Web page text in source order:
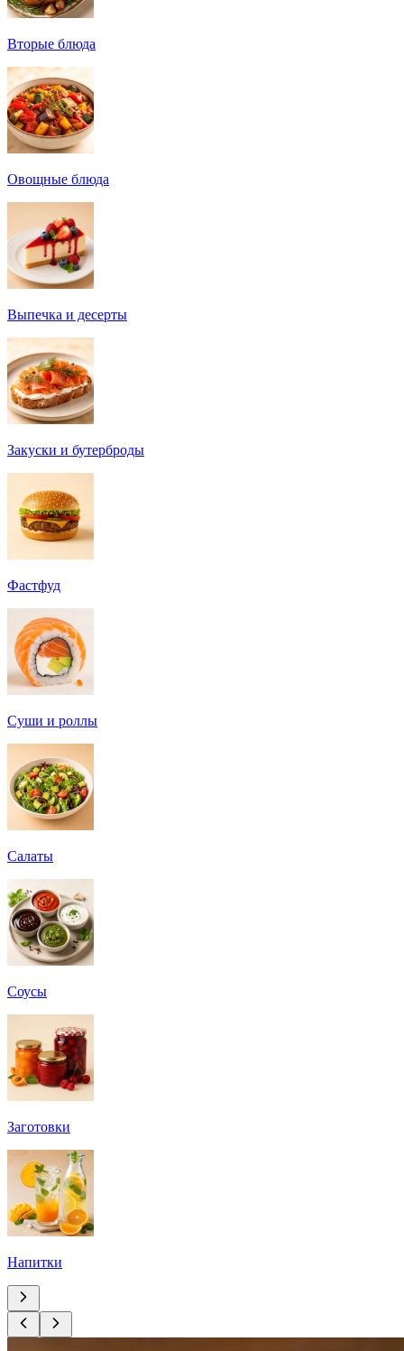
Вторые блюда
Овощные блюда
Выпечка и десерты
Закуски и бутерброды
Фастфуд
Суши и роллы
Салаты
Соусы
Заготовки
Напитки